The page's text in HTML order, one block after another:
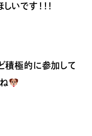
いです！！！
積極的に参加して